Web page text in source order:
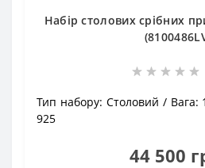
Набір столових срібних
Тип набору: Столовий Вага:
925
44 500